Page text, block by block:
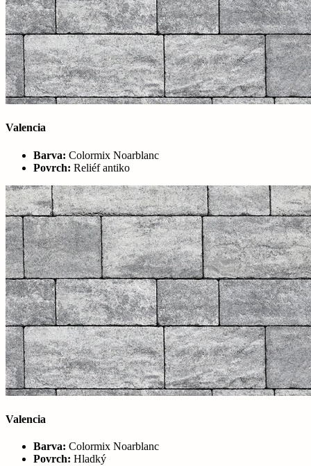
Valencia
Barva: Colormix Noarblanc
Povrch: Reliéf antiko
Valencia
Barva: Colormix Noarblanc
Povrch: Hladký